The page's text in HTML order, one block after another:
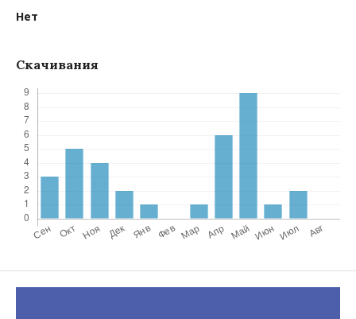
Нет
Скачивания